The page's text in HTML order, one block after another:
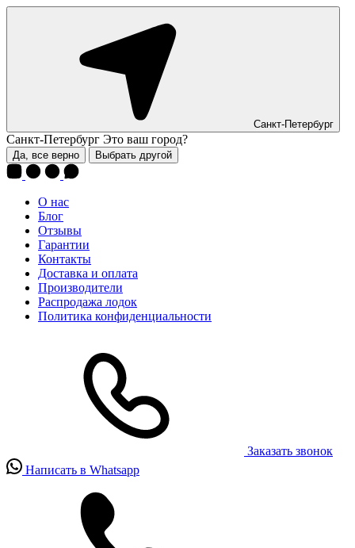
Санкт-Петербург
Санкт-Петербург Это ваш город?
Да, все верно Выбрать другой
О нас
Блог
Отзывы
Гарантии
Контакты
Доставка и оплата
Производители
Распродажа лодок
Политика конфиденциальности
Заказать звонок
Написать в Whatsapp